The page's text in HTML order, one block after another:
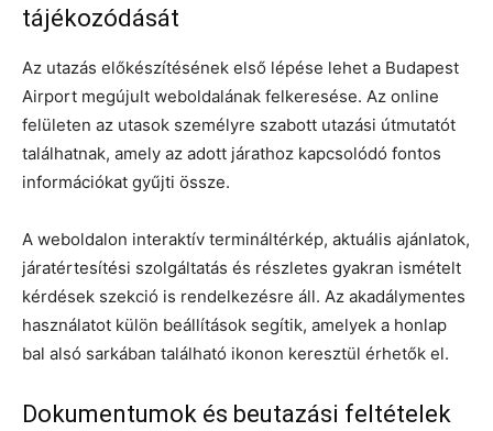
tájékozódását
Az utazás előkészítésének első lépése lehet a Budapest
Airport megújult weboldalának felkeresése. Az online
felületen az utasok személyre szabott utazási útmutatót
találhatnak, amely az adott járathoz kapcsolódó fontos
információkat gyűjti össze.
A weboldalon interaktív termináltérkép, aktuális ajánlatok,
járatértesítési szolgáltatás és részletes gyakran ismételt
kérdések szekció is rendelkezésre áll. Az akadálymentes
használatot külön beállítások segítik, amelyek a honlap
bal alsó sarkában található ikonon keresztül érhetők el.
Dokumentumok és beutazási feltételek